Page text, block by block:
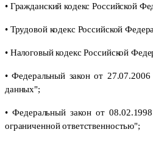
• Гражданский кодекс Российской
• Трудовой кодекс Российской
• Налоговый кодекс Российской
• Федеральный закон от
данных";
• Федеральный закон от
ограниченной ответственностью";